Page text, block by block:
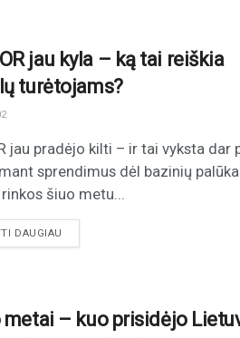
jau kyla – ką tai reiškia
turėtojams?
jau pradėjo kilti – ir tai vyksta dar
sprendimus dėl bazinių
rinkos šiuo metu...
DAUGIAU
metai – kuo prisidėjo